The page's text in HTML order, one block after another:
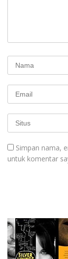
Simpan nama,
untuk komentar